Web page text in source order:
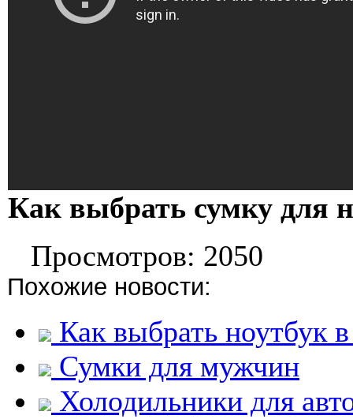
Как выбрать сумку для
Просмотров: 2050
Похожие новости:
Как выбрать ноутбук
Сумки для мужчин
Холодильники для